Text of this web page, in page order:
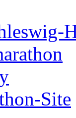
Site